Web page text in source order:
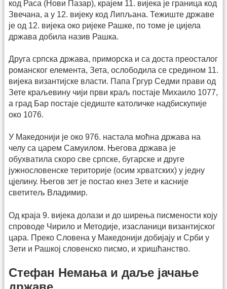
код Раса (Нови Пазар), крајем 11. вијека је граница код
Звечана, а у 12. вијеку код Липљана. Тежиште државе
је од 12. вијека око ријеке Рашке, по томе је цијела
држава добила назив Рашка.
Друга српска држава, приморска и са доста преосталог
романског елемента, Зета, ослободила се средином 11.
вијека византијске власти. Папа Гргур Седми прави од
Зете краљевину чији први краљ постаје Михаило 1077,
а град Бар постаје сједиште католичке надбискупије
око 1076.
У Македонији је око 976. настала моћна држава на
челу са царем Самуилом. Његова држава је
обухватила скоро све српске, бугарске и друге
јужнословенске територије (осим хрватских) у једну
цјелину. Његов зет је постао кнез Зете и касније
светитељ Владимир.
Од краја 9. вијека долази и до ширења писмености коју
спроводе Чирило и Методије, изасланици византијског
цара. Преко Словена у Македонији добијају и Срби у
Зети и Рашкој словенско писмо, и хришћанство.
Стефан Немања и даље јачање